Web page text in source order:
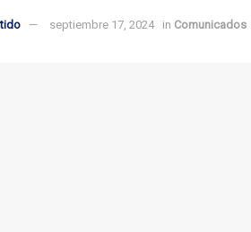
septiembre 17, 2024 in Comunicados